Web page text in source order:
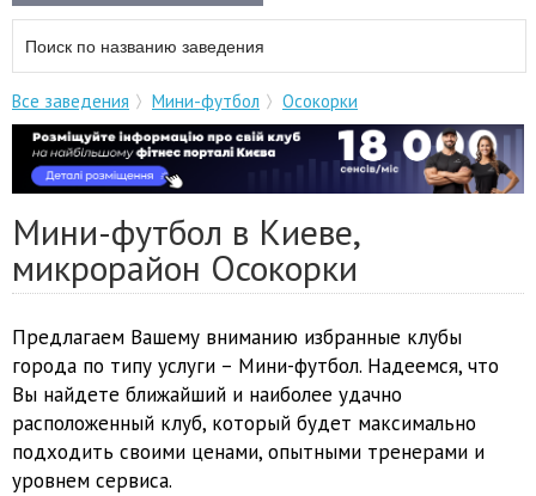
Все заведения Мини-футбол Осокорки
Мини-футбол в Киеве,
микрорайон Осокорки
Предлагаем Вашему вниманию избранные клубы
города по типу услуги – Мини-футбол. Надеемся, что
Вы найдете ближайший и наиболее удачно
расположенный клуб, который будет максимально
подходить своими ценами, опытными тренерами и
уровнем сервиса.